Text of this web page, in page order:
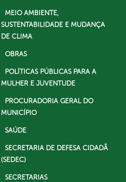
MEIO AMBIENTE,
SUSTENTABILIDADE E MUDANÇA
DE CLIMA
OBRAS
POLÍTICAS PÚBLICAS PARA A
MULHER E JUVENTUDE
PROCURADORIA GERAL DO
MUNICÍPIO
SAÚDE
SECRETARIA DE DEFESA CIDADÃ
(SEDEC)
SECRETARIAS